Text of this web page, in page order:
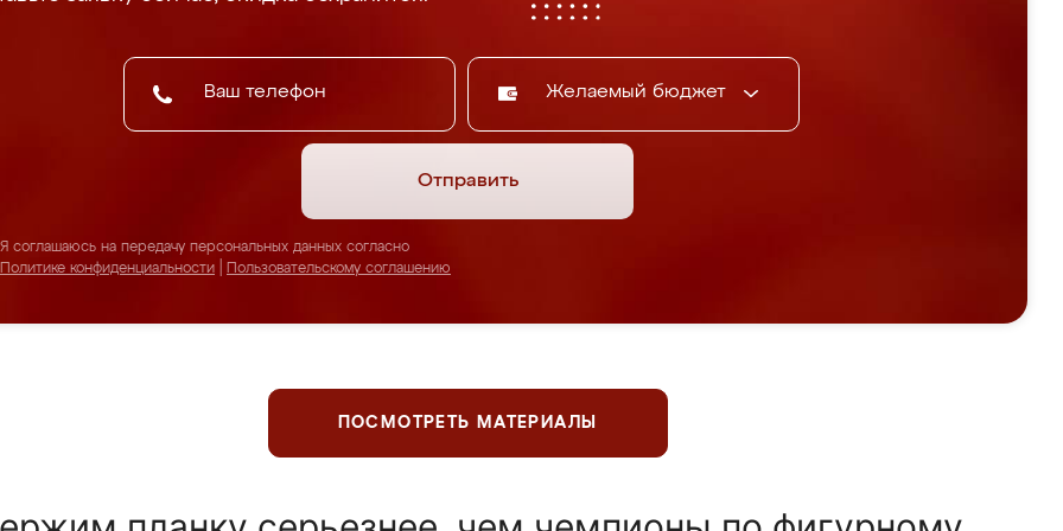
Желаемый бюджет
Отправить
Я соглашаюсь на передачу персональных данных согласно
Политике конфиденциальности
Пользовательскому соглашению
ПОСМОТРЕТЬ МАТЕРИАЛЫ